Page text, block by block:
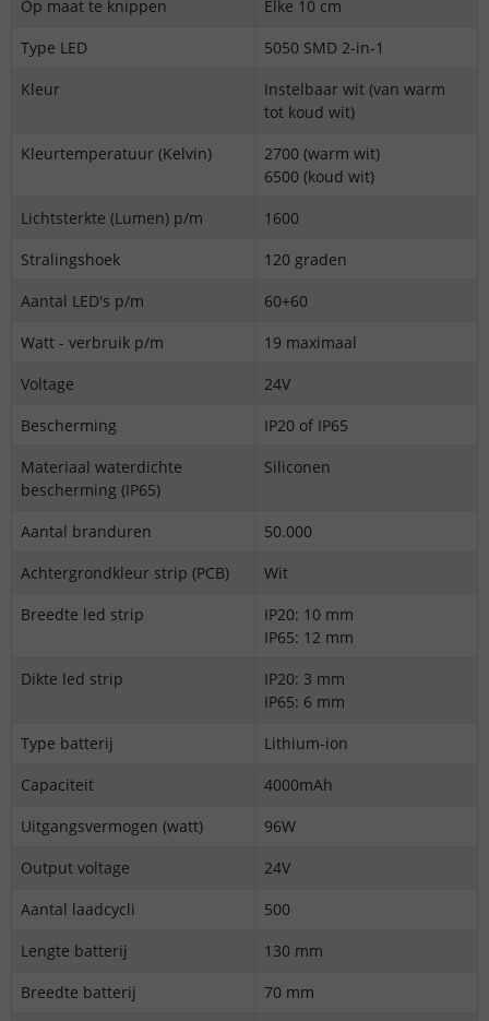
Op maat te knippen
Elke 10 cm
Type LED
5050 SMD 2-in-1
Kleur
Instelbaar wit (van warm
tot koud wit)
Kleurtemperatuur (Kelvin)
2700 (warm wit)
6500 (koud wit)
Lichtsterkte (Lumen) p/m
1600
Stralingshoek
120 graden
Aantal LED's p/m
60+60
Watt - verbruik p/m
19 maximaal
Voltage
24V
Bescherming
IP20 of IP65
Materiaal waterdichte
bescherming (IP65)
Siliconen
Aantal branduren
50.000
Achtergrondkleur strip (PCB)
Wit
Breedte led strip
IP20: 10 mm
IP65: 12 mm
Dikte led strip
IP20: 3 mm
IP65: 6 mm
Type batterij
Lithium-ion
Capaciteit
4000mAh
Uitgangsvermogen (watt)
96W
Output voltage
24V
Aantal laadcycli
500
Lengte batterij
130 mm
Breedte batterij
70 mm